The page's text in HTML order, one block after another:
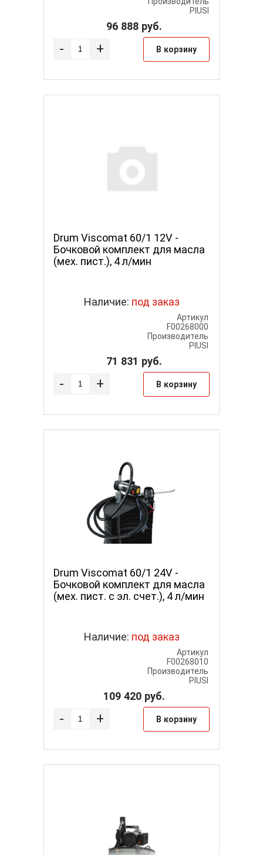
PIUSI
96 888 руб.
- + В корзину
Drum Viscomat 60/1 12V -
Бочковой комплект для масла
(мех. пист.), 4 л/мин
Наличие: под заказ
Артикул
F00268000
Производитель
PIUSI
71 831 руб.
- + В корзину
Drum Viscomat 60/1 24V -
Бочковой комплект для масла
(мех. пист. с эл. счет.), 4 л/мин
Наличие: под заказ
Артикул
F00268010
Производитель
PIUSI
109 420 руб.
- + В корзину